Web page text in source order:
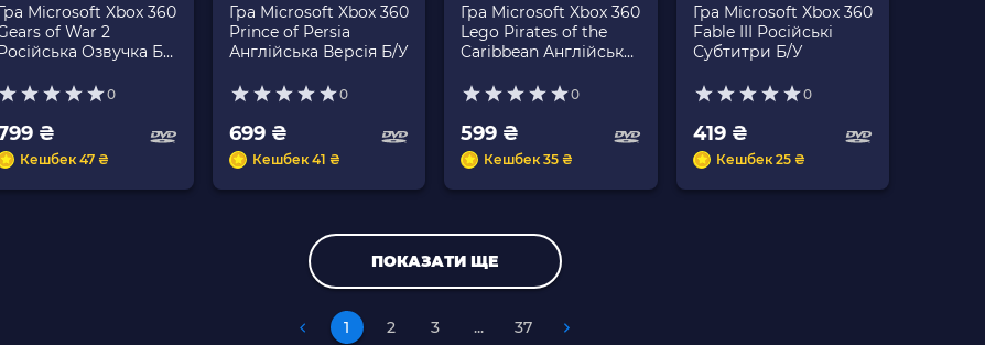
Гра Microsoft Xbox 360
of War 2
Російська Озвучка Б/
0
₴
Кешбек 47 ₴
Гра Microsoft Xbox 360
Prince of Persia
Англійська Версія Б/У
0
699 ₴
Кешбек 41 ₴
Гра Microsoft Xbox 360
Lego Pirates of the
Caribbean Англійська
0
599 ₴
Кешбек 35 ₴
Гра Microsoft Xbox 360
Fable III Російські
Субтитри Б/У
0
419 ₴
Кешбек 25 ₴
ПОКАЗАТИ ЩЕ
1 2 3 ... 37